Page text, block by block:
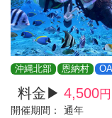
沖縄北部 恩納村
料金▶ 4,500
開催期間：
通年